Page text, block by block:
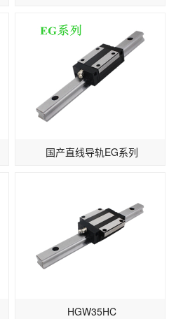
国产直线导轨EG系列
HGW35HC